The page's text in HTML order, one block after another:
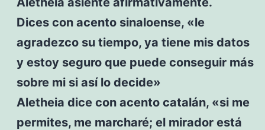
Dices con acento sinaloense, «le
agradezco su tiempo, ya tiene mis datos
y estoy seguro que puede conseguir más
sobre mi si así lo decide»
Aletheia dice con acento catalán, «si me
permites, me marcharé; el mirador está